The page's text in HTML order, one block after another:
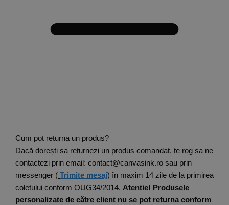
Cum pot returna un produs?
Dacă dorești sa returnezi un produs comandat, te rog sa ne
contactezi prin email: contact@canvasink.ro sau prin
messenger ( Trimite mesaj) în maxim 14 zile de la primirea
coletului conform OUG34/2014. Atentie! Produsele
personalizate de către client nu se pot returna conform